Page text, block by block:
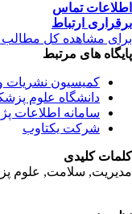
اطلاعات تماس
برقراری ارتباط
برای مشاهده کل
پایگاه های مرتبط
کمیسیون نشریات
دانشگاه علوم
سامانه اطلاعات
شرکت یکتاوب
کلمات کلیدی
مدیریت, سلامت, علوم